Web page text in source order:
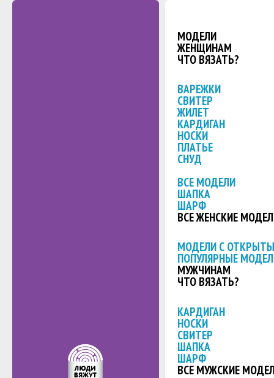
МОДЕЛИ
ЖЕНЩИНАМ
ЧТО ВЯЗАТЬ?
ВАРЕЖКИ
СВИТЕР
ЖИЛЕТ
КАРДИГАН
НОСКИ
ПЛАТЬЕ
СНУД
ВСЕ МОДЕЛИ
ШАПКА
ШАРФ
ВСЕ ЖЕНСКИЕ
МОДЕЛИ С
ПОПУЛЯРНЫЕ
МУЖЧИНАМ
ЧТО ВЯЗАТЬ?
КАРДИГАН
НОСКИ
СВИТЕР
ШАПКА
ШАРФ
ВСЕ МУЖСКИЕ